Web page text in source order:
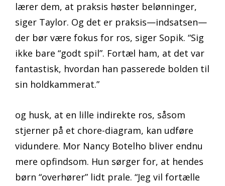
lærer dem, at praksis høster belønninger,
siger Taylor. Og det er praksis—indsatsen—
der bør være fokus for ros, siger Sopik. “Sig
ikke bare “godt spil”. Fortæl ham, at det var
fantastisk, hvordan han passerede bolden til
sin holdkammerat.”
og husk, at en lille indirekte ros, såsom
stjerner på et chore-diagram, kan udføre
vidundere. Mor Nancy Botelho bliver endnu
mere opfindsom. Hun sørger for, at hendes
børn “overhører” lidt prale. “Jeg vil fortælle